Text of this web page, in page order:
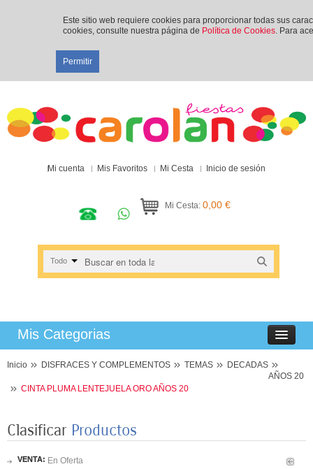
Este sitio web requiere cookies para proporcionar todas sus
cookies, consulte nuestra página de Política de Cookies. Para
Permitir
Mi cuenta Mis Favoritos Mi Cesta Inicio de sesión
Mi Cesta: 0,00 €
Todo
Mis Categorias
Inicio DISFRACES Y COMPLEMENTOS TEMAS
DECADAS
AÑOS 20
CINTA PLUMA LENTEJUELA ORO AÑOS 20
Clasificar Productos
VENTA: En Oferta